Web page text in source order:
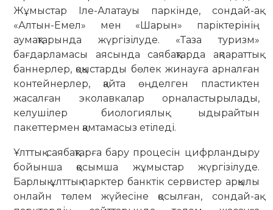
Жұмыстар Іле-Алатауы паркінде, сондай-ақ
«Алтын-Емел» мен «Шарын» паріктерінің
аумақтарында жүргізілуде. «Таза туризм»
бағдарламасы аясында саябақтарда ақпараттық
баннерлер, қоқыстарды бөлек жинауға арналған
контейнерлер, қайта өңделген пластиктен
жасалған эколавкалар орналастырылады,
келушілер биологиялық ыдырайтын
пакеттермен қамтамасыз етіледі.
Ұлттық саябақтарға бару процесін цифрландыру
бойынша қосымша жұмыстар жүргізілуде.
Барлық ұлттық парктер банктік сервистер арқылы
онлайн төлем жүйесіне қосылған, сондай-ақ